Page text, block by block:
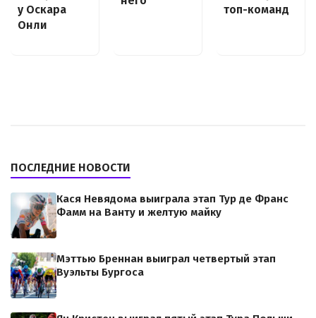
у Оскара
Онли
топ-команд
ПОСЛЕДНИЕ НОВОСТИ
Кася Невядома выиграла этап Тур де Франс
Фамм на Ванту и желтую майку
Мэттью Бреннан выиграл четвертый этап
Вуэльты Бургоса